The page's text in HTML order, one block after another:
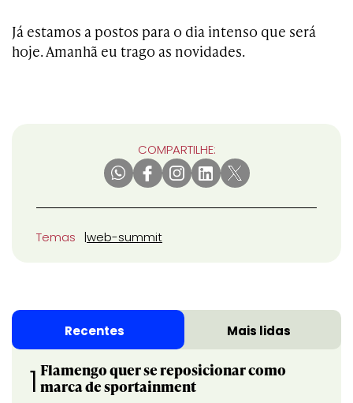
Já estamos a postos para o dia intenso que será
hoje. Amanhã eu trago as novidades.
COMPARTILHE:
Temas web-summit
Recentes Mais lidas
1 Flamengo quer se reposicionar como
marca de sportainment